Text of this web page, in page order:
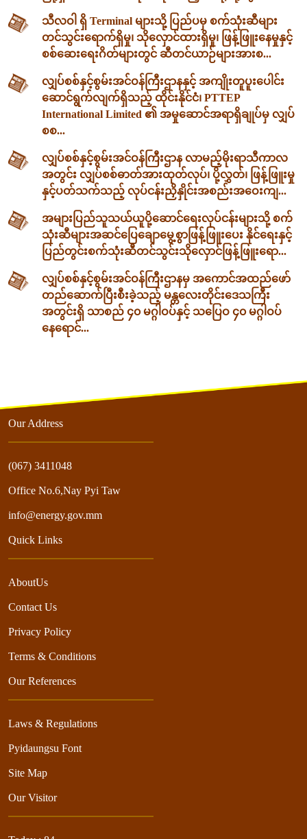
သီလဝါ ရှိ Terminal များသို့ ပြည်ပမှ စက်သုံးဆီများ
တင်သွင်းရောက်ရှိမှု၊ သိုလှောင်ထားရှိမှု၊ ဖြန့်ဖြူးနေမှုနှင့်
စစ်ဆေးရေးဂိတ်များတွင် ဆီတင်ယာဉ်များအားစ...
လျှပ်စစ်နှင့်စွမ်းအင်ဝန်ကြီးဌာနနှင့် အကျိုးတူပူးပေါင်း
ဆောင်ရွက်လျက်ရှိသည့် ထိုင်းနိုင်ငံ၊ PTTEP
International Limited ၏ အမှုဆောင်အရာရှိချုပ်မှ လျှပ်
စစ...
လျှပ်စစ်နှင့်စွမ်းအင်ဝန်ကြီးဌာန လာမည့်မိုးရာသီကာလ
အတွင်း လျှပ်စစ်ဓာတ်အားထုတ်လုပ်၊ ပို့လွှတ်၊ ဖြန့်ဖြူးမှု
နှင့်ပတ်သက်သည့် လုပ်ငန်းညှိနှိုင်းအစည်းအဝေးကျ...
အများပြည်သူသယ်ယူပို့ဆောင်ရေးလုပ်ငန်းများသို့ စက်
သုံးဆီများအဆင်ပြေချောမွေ့စွာဖြန့်ဖြူးပေး နိုင်ရေးနှင့်
ပြည်တွင်းစက်သုံးဆီတင်သွင်းသိုလှောင်ဖြန့်ဖြူးရော...
လျှပ်စစ်နှင့်စွမ်းအင်ဝန်ကြီးဌာနမှ အကောင်အထည်ဖော်
တည်ဆောက်ပြီးစီးခဲ့သည့် မန္တလေးတိုင်းဒေသကြီး
အတွင်းရှိ သာစည် ၄၀ မဂ္ဂါဝပ်နှင့် သပြေဝ ၄၀ မဂ္ဂါဝပ်
နေရောင်...
Our Address
(067) 3411048
Office No.6,Nay Pyi Taw
info@energy.gov.mm
Quick Links
AboutUs
Contact Us
Privacy Policy
Terms & Conditions
Our References
Laws & Regulations
Pyidaungsu Font
Site Map
Our Visitor